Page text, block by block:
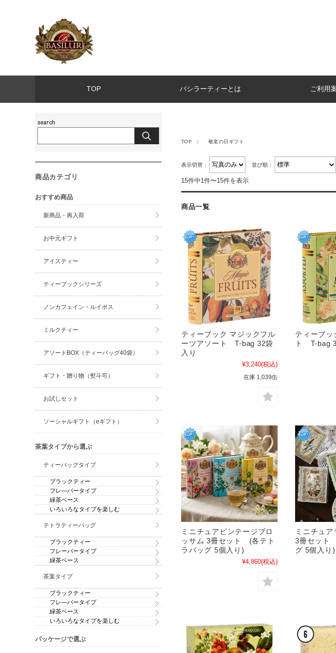
TOP バシラーティーとは ご利用
TOP 敬老の日ギフト
表示切替： 並び順：
15件中1件〜15件を表示
商品一覧
ティーブック マジックフル
ーツアソート T-bag 32袋
入り
¥3,240(税込)
在庫 1,039缶
ティーブッ
ト T-bag
ミニチュアビンテージブロ
ッサム 3冊セット (各テト
ラバッグ 5個入り)
¥4,860(税込)
ミニチュア
3冊セット
グ 5個入り)
商品カテゴリ
おすすめ商品
新商品・再入荷
お中元ギフト
アイスティー
ティーブックシリーズ
ノンカフェイン・ルイボス
ミルクティー
アソートBOX（ティーバッグ40袋）
ギフト・贈り物（熨斗可）
お試しセット
ソーシャルギフト（eギフト）
茶葉タイプから選ぶ
ティーバッグタイプ
ブラックティー
フレ―バータイプ
緑茶ベース
いろいろなタイプを楽しむ
テトラティーバッグ
ブラックティー
フレーバータイプ
緑茶ベース
茶葉タイプ
ブラックティー
フレ―バータイプ
緑茶ベース
いろいろなタイプを楽しむ
パッケージで選ぶ